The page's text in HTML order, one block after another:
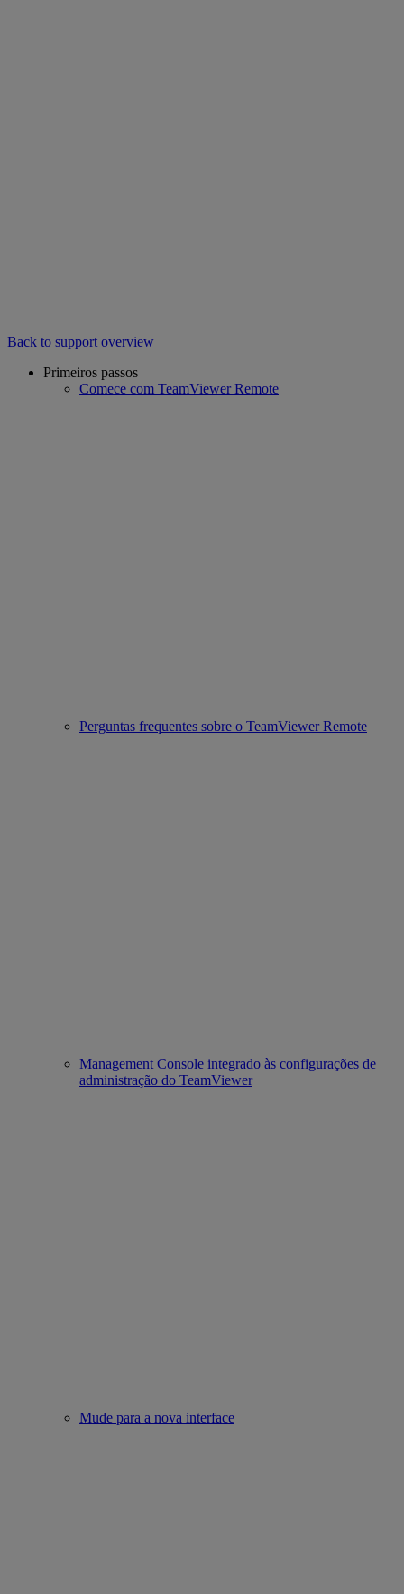
Back to support overview
Primeiros passos
Comece com TeamViewer Remote
Perguntas frequentes sobre o TeamViewer Remote
Management Console integrado às configurações de
administração do TeamViewer
Mude para a nova interface